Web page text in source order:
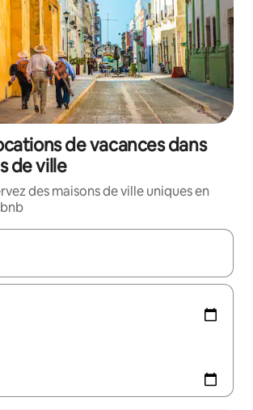
de vacances dans
de ville
des maisons de ville uniques en
s'affichent, utilisez les flèches vers le